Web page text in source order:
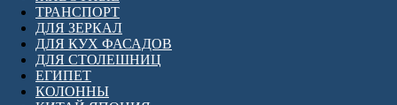
ТРАНСПОРТ
ДЛЯ ЗЕРКАЛ
ДЛЯ КУХ ФАСАДОВ
ДЛЯ СТОЛЕШНИЦ
ЕГИПЕТ
КОЛОННЫ